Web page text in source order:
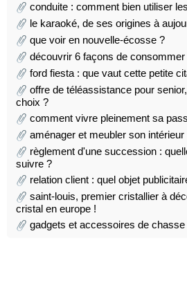
conduite : comment bien utiliser
le karaoké, de ses origines à
que voir en nouvelle-écosse ?
découvrir 6 façons de consommer
ford fiesta : que vaut cette petite
offre de téléassistance pour
choix ?
comment vivre pleinement sa
aménager et meubler son intérieur
règlement d'une succession :
suivre ?
relation client : quel objet
saint-louis, premier cristallier à
cristal en europe !
gadgets et accessoires de chasse